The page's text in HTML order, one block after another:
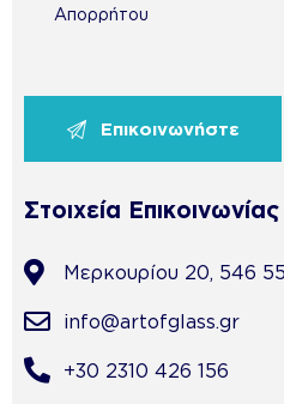
Απορρήτου
Στοιχεία Επικοινωνίας
Μερκουρίου 20, 546
info@artofglass.gr
+30 2310 426 156